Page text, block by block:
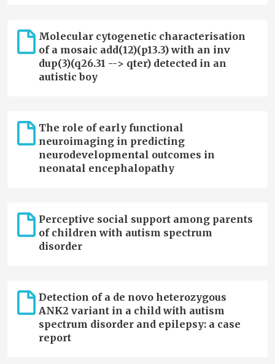
Molecular cytogenetic characterisation
of a mosaic add(12)(p13.3) with an inv
dup(3)(q26.31 --> qter) detected in an
autistic boy
The role of early functional
neuroimaging in predicting
neurodevelopmental outcomes in
neonatal encephalopathy
Perceptive social support among parents
of children with autism spectrum
disorder
Detection of a de novo heterozygous
ANK2 variant in a child with autism
spectrum disorder and epilepsy: a case
report